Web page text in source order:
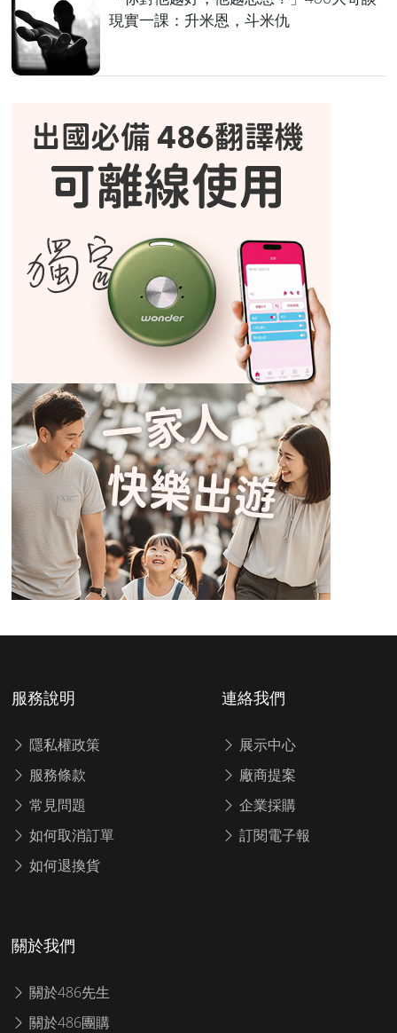
現實一課：升米恩，斗米仇
服務說明
隱私權政策
服務條款
常見問題
如何取消訂單
如何退換貨
連絡我們
展示中心
廠商提案
企業採購
訂閱電子報
關於我們
關於486先生
關於486團購